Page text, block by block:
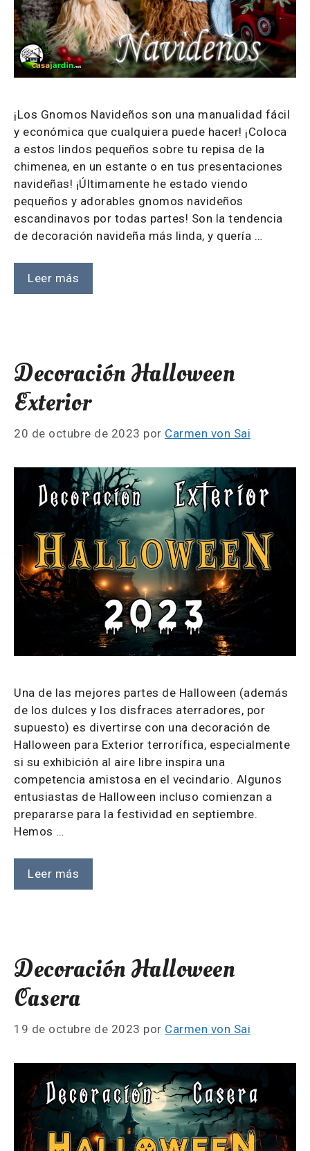
¡Los Gnomos Navideños son una manualidad fácil
y económica que cualquiera puede hacer! ¡Coloca
a estos lindos pequeños sobre tu repisa de la
chimenea, en un estante o en tus presentaciones
navideñas! ¡Últimamente he estado viendo
pequeños y adorables gnomos navideños
escandinavos por todas partes! Son la tendencia
de decoración navideña más linda, y quería …
Leer más
Decoración Halloween
Exterior
20 de octubre de 2023 por Carmen von Sai
Una de las mejores partes de Halloween (además
de los dulces y los disfraces aterradores, por
supuesto) es divertirse con una decoración de
Halloween para Exterior terrorífica, especialmente
si su exhibición al aire libre inspira una
competencia amistosa en el vecindario. Algunos
entusiastas de Halloween incluso comienzan a
prepararse para la festividad en septiembre.
Hemos …
Leer más
Decoración Halloween
Casera
19 de octubre de 2023 por Carmen von Sai